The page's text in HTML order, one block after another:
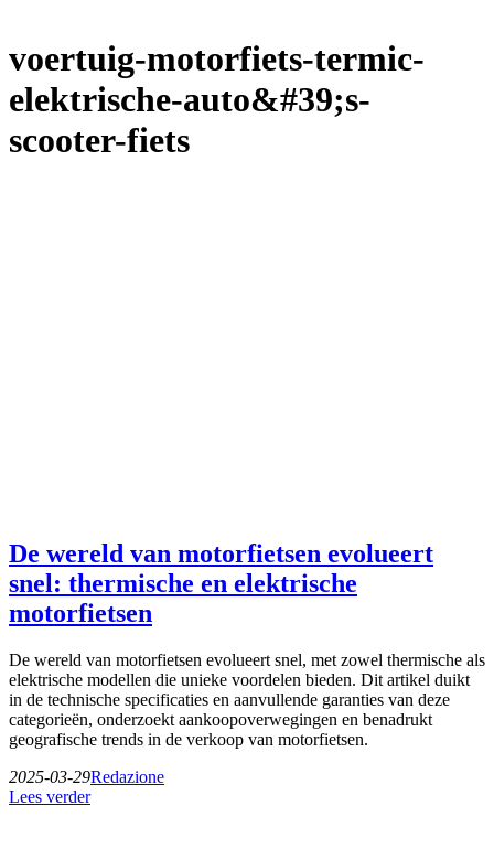
voertuig-motorfiets-termic-
elektrische-auto&#39;s-
scooter-fiets
De wereld van motorfietsen evolueert
snel: thermische en elektrische
motorfietsen
De wereld van motorfietsen evolueert snel, met zowel thermische als
elektrische modellen die unieke voordelen bieden. Dit artikel duikt
in de technische specificaties en aanvullende garanties van deze
categorieën, onderzoekt aankoopoverwegingen en benadrukt
geografische trends in de verkoop van motorfietsen.
2025-03-29Redazione
Lees verder